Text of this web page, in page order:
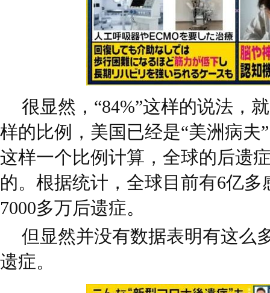
很显然，“84%”这样的说法，
样的比例，美国已经是“美洲病夫
这样一个比例计算，全球的后遗
的。根据统计，全球目前有6亿
7000多万后遗症。
但显然并没有数据表明有这么
遗症。